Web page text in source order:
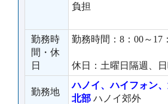
負担
勤務時
間・休
日
勤務時間：8：00～17
休日：土曜日隔週、
勤務地
ハノイ、ハイフォン
北部 ハノイ郊外